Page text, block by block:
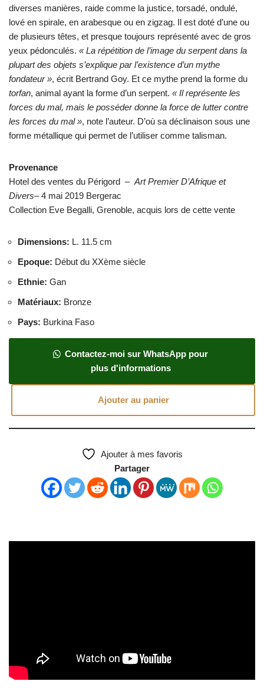
diverses manières, raide comme la justice, torsadé, ondulé,
lové en spirale, en arabesque ou en zigzag. Il est doté d’une ou
de plusieurs têtes, et presque toujours représenté avec de gros
yeux pédonculés. « La répétition de l’image du serpent dans la
plupart des objets s’explique par l’existence d’un mythe
fondateur », écrit Bertrand Goy. Et ce mythe prend la forme du
torfan, animal ayant la forme d’un serpent. « Il représente les
forces du mal, mais le posséder donne la force de lutter contre
les forces du mal », note l’auteur. D’où sa déclinaison sous une
forme métallique qui permet de l’utiliser comme talisman.
Provenance
Hotel des ventes du Périgord – Art Premier D’Afrique et
Divers– 4 mai 2019 Bergerac
Collection Eve Begalli, Grenoble, acquis lors de cette vente
Dimensions: L. 11.5 cm
Epoque: Début du XXème siècle
Ethnie: Gan
Matériaux: Bronze
Pays: Burkina Faso
Contactez-moi sur WhatsApp pour
plus d'informations
Ajouter au panier
Ajouter à mes favoris
Partager